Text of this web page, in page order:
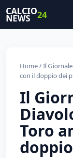
CALCIO
NEWS 24
Home/ Il
con il doppio dei
Il
Toro